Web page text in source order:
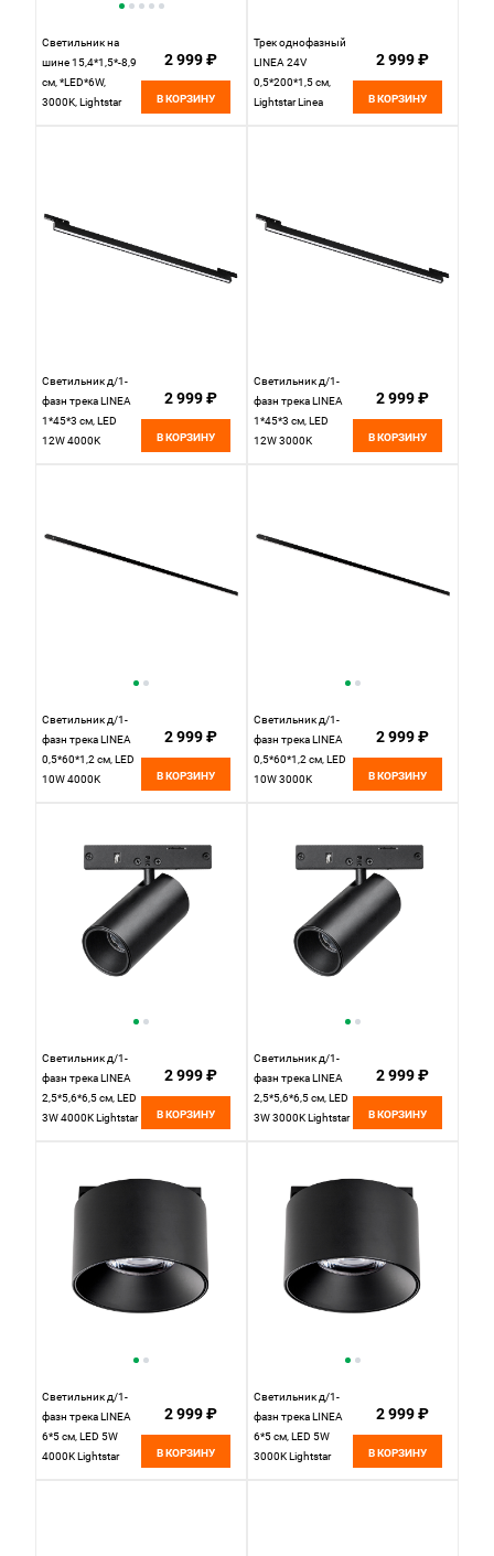
Светильник на
шине 15,4*1,5*-8,9
см, *LED*6W,
3000K, Lightstar
2 999 ₽
В КОРЗИНУ
Трек однофазный
LINEA 24V
0,5*200*1,5 см,
Lightstar Linea
2 999 ₽
В КОРЗИНУ
Светильник д/1-
фазн трека LINEA
1*45*3 см, LED
12W 4000K
2 999 ₽
В КОРЗИНУ
Светильник д/1-
фазн трека LINEA
1*45*3 см, LED
12W 3000K
2 999 ₽
В КОРЗИНУ
Светильник д/1-
фазн трека LINEA
0,5*60*1,2 см, LED
10W 4000K
2 999 ₽
В КОРЗИНУ
Светильник д/1-
фазн трека LINEA
0,5*60*1,2 см, LED
10W 3000K
2 999 ₽
В КОРЗИНУ
Светильник д/1-
фазн трека LINEA
2,5*5,6*6,5 см, LED
3W 4000K Lightstar
2 999 ₽
В КОРЗИНУ
Светильник д/1-
фазн трека LINEA
2,5*5,6*6,5 см, LED
3W 3000K Lightstar
2 999 ₽
В КОРЗИНУ
Светильник д/1-
фазн трека LINEA
6*5 см, LED 5W
4000K Lightstar
2 999 ₽
В КОРЗИНУ
Светильник д/1-
фазн трека LINEA
6*5 см, LED 5W
3000K Lightstar
2 999 ₽
В КОРЗИНУ